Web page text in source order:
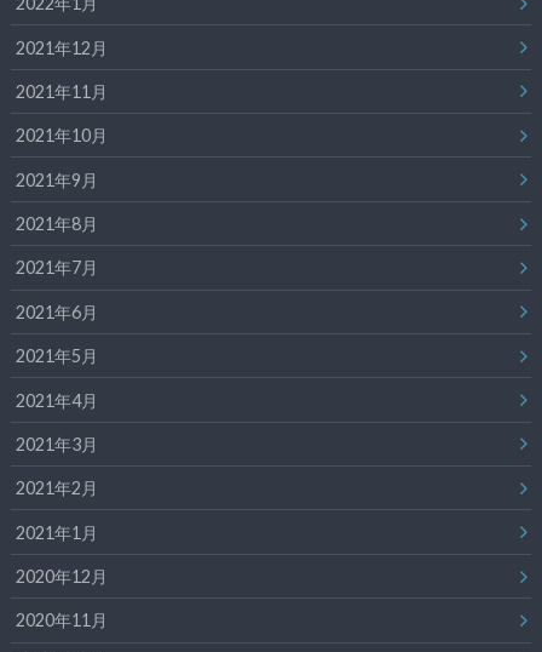
2021年12月
2021年11月
2021年10月
2021年9月
2021年8月
2021年7月
2021年6月
2021年5月
2021年4月
2021年3月
2021年2月
2021年1月
2020年12月
2020年11月